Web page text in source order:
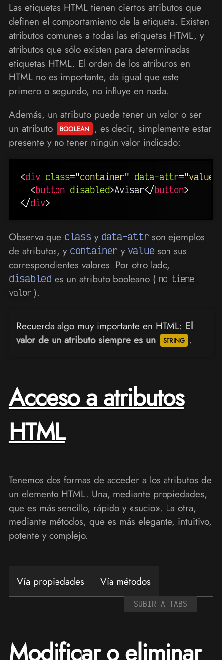
Las etiquetas HTML tienen ciertos atributos que
definen el comportamiento de la etiqueta. Existen
atributos comunes a todas las etiquetas HTML, y
atributos que sólo existen para determinadas
etiquetas HTML. El orden de los atributos en
HTML no es importante, da igual que este
primero o segundo, no influye en nada.
Además, un atributo puede tener un valor o ser
un atributo
, es decir, simplemente estar
presente y no tener ningún valor indicado:
<div class="container" data-attr="value
<button disabled>Avisar</button>
</div>
Observa que classy data-attr son ejemplos
de atributos, y container y value son sus
correspondientes valores. Por otro lado,
disabled es un atributo booleano ( no tiene
valor ).
Recuerda algo muy importante en HTML: El
valor de un atributo siempre es un
.
Acceso a atributos
HTML
Tenemos dos formas de acceder a los atributos de
un elemento HTML. Una, mediante propiedades,
que es más sencillo, rápido y «sucio». La otra,
mediante métodos, que es más elegante, intuitivo,
potente y complejo.
Vía propiedades Vía métodos
SUBIR A TABS
Modificar o eliminar